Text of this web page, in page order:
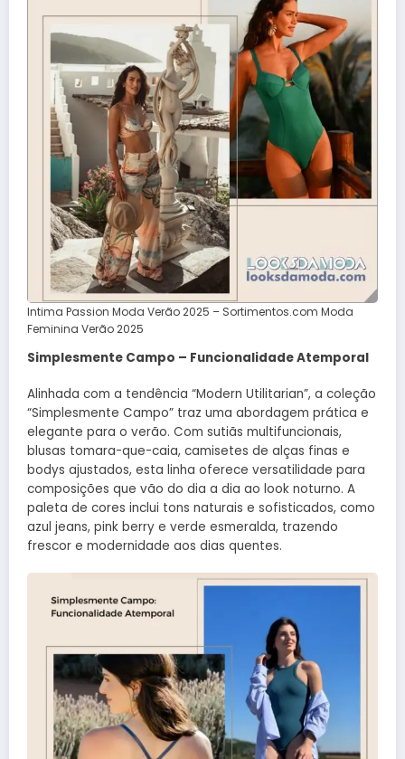
Intima Passion Moda Verão 2025 – Sortimentos.com Moda
Feminina Verão 2025
Simplesmente Campo – Funcionalidade Atemporal
Alinhada com a tendência “Modern Utilitarian”, a coleção
“Simplesmente Campo” traz uma abordagem prática e
elegante para o verão. Com sutiãs multifuncionais,
blusas tomara-que-caia, camisetes de alças finas e
bodys ajustados, esta linha oferece versatilidade para
composições que vão do dia a dia ao look noturno. A
paleta de cores inclui tons naturais e sofisticados, como
azul jeans, pink berry e verde esmeralda, trazendo
frescor e modernidade aos dias quentes.